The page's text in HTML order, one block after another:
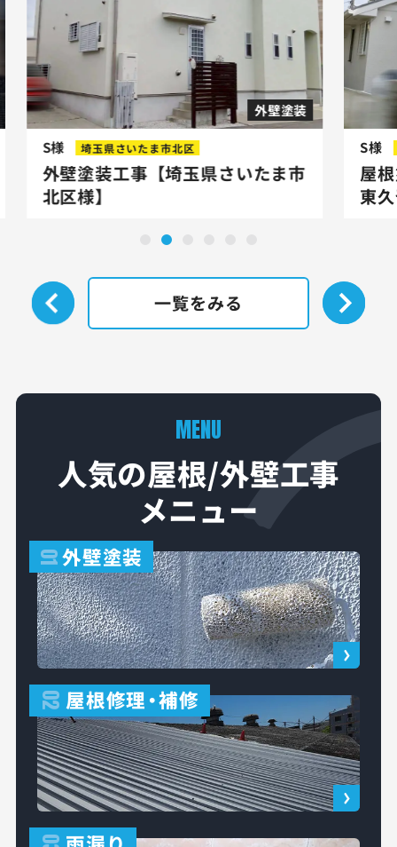
外壁塗装
S様 埼玉県さいたま市北区
外壁塗装工事【埼玉県さいたま市
北区様】
S様
屋
東
一覧をみる
MENU
人気の屋根/外壁工事
メニュー
01外壁塗装
02 屋根修理・補修